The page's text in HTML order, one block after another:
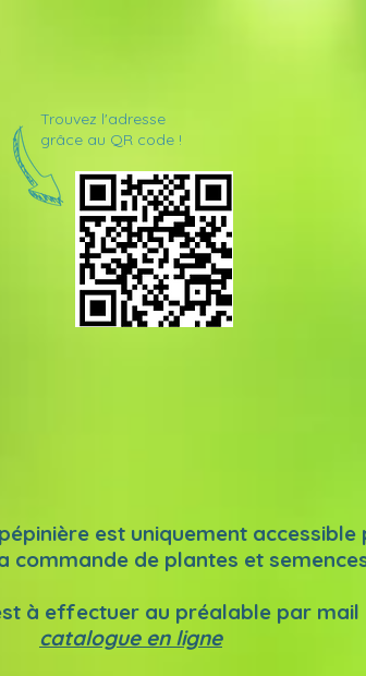
Trouvez l'adresse
grâce au QR code !
est uniquement accessible
commande de plantes et
à effectuer au préalable par mail
catalogue en ligne